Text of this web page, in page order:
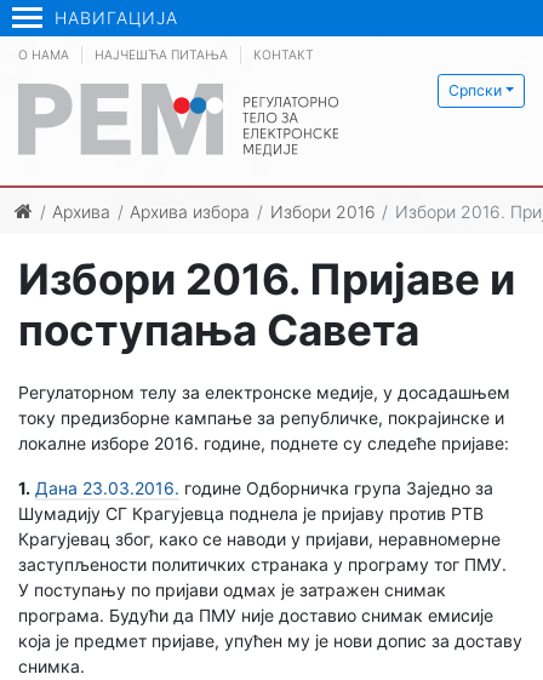
НАВИГАЦИЈА
Српски
О НАМА НАЈЧЕШЋА ПИТАЊА КОНТАКТ
Архива Архива избора Избори 2016 Избори 2016.
Избори 2016. Пријаве и
поступања Савета
Регулаторном телу за електронске медије, у досадашњем
току предизборне кампање за републичке, покрајинске и
локалне изборе 2016. године, поднете су следеће пријаве:
1. Дана 23.03.2016. године Одборничка група Заједно за
Шумадију СГ Крагујевца поднела је пријаву против РТВ
Крагујевац због, како се наводи у пријави, неравномерне
заступљености политичких странака у програму тог ПМУ.
У поступању по пријави одмах је затражен снимак
програма. Будући да ПМУ није доставио снимак емисије
која је предмет пријаве, упућен му је нови допис за доставу
снимка.